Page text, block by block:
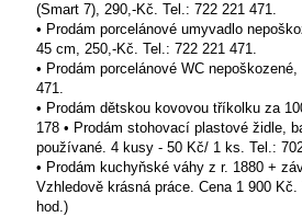
(Smart 7), 290,-Kč. Tel.: 722 221 471.
• Prodám porcelánové umyvadlo
45 cm, 250,-Kč. Tel.: 722 221 471.
• Prodám porcelánové WC
471.
• Prodám dětskou kovovou tříkolku za
178 • Prodám stohovací plastové židle,
používané. 4 kusy - 50 Kč/ 1 ks. Tel.:
• Prodám kuchyňské váhy z r. 1880 +
Vzhledově krásná práce. Cena 1 900
hod.)